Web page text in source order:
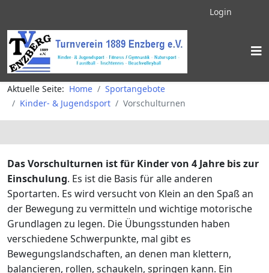
Login
Aktuelle Seite: Home
Sportangebote
Kinder- & Jugendsport
Vorschulturnen
Das Vorschulturnen ist für Kinder von 4 Jahre bis zur
Einschulung. Es ist die Basis für alle anderen
Sportarten. Es wird versucht von Klein an den Spaß an
der Bewegung zu vermitteln und wichtige motorische
Grundlagen zu legen. Die Übungsstunden haben
verschiedene Schwerpunkte, mal gibt es
Bewegungslandschaften, an denen man klettern,
balancieren, rollen, schaukeln, springen kann. Ein